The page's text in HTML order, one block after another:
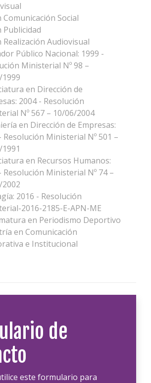
Comunicación Social
Publicidad
Realización Audiovisual
Público Nacional: 1999 -
Ministerial Nº 98 –
en Dirección de
2004 - Resolución
Nº 567 – 10/06/2004
en Dirección de Empresas:
Resolución Ministerial Nº 501 –
en Recursos Humanos:
Resolución Ministerial Nº 74 –
2016 - Resolución
2016-2185-E-APN-ME
en Periodismo Deportivo
en Comunicación
e Institucional
de
este formulario para